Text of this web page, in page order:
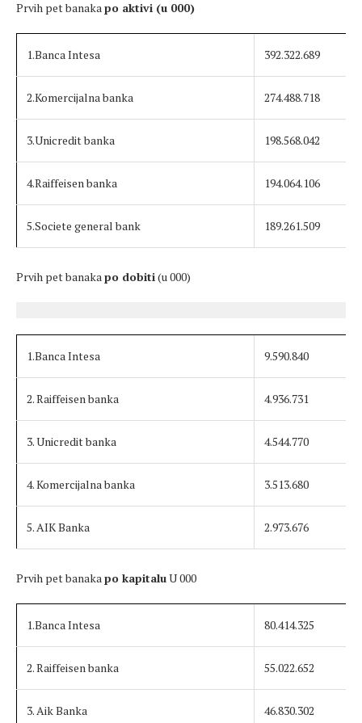
Prvih pet banaka po aktivi (u 000)
1.Banca Intesa 392.322.689
2.Komercijalna banka 274.488.718
3.Unicredit banka 198.568.042
4.Raiffeisen banka 194.064.106
5.Societe general bank 189.261.509
Prvih pet banaka po dobiti(u 000)
1.Banca Intesa 9.590.840
2. Raiffeisen banka 4.936.731
3. Unicredit banka 4.544.770
4. Komercijalna banka 3.513.680
5. AIK Banka 2.973.676
Prvih pet banaka po kapitaluU 000
1.Banca Intesa 80.414.325
2. Raiffeisen banka 55.022.652
3. Aik Banka 46.830.302